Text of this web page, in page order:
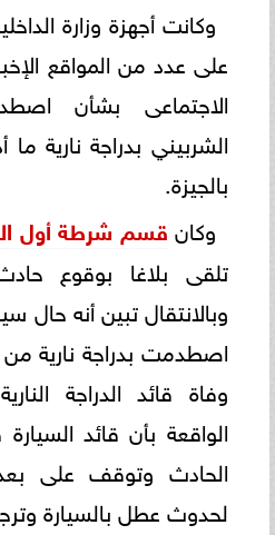
وكانت أجهزة وزارة
على عدد من المواقع
الاجتماعى بشأن
الشربيني بدراجة نارية
بالجيزة.
وكان قسم شرطة أول
تلقى بلاغا بوقوع
وبالانتقال تبين أنه حال
اصطدمت بدراجة نارية
وفاة قائد الدراجة
الواقعة بأن قائد
لحدوث عطل بالسيارة